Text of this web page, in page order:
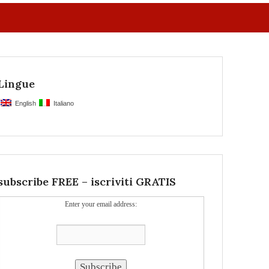
English Italiano
FREE – iscriviti GRATIS
Enter your email address: